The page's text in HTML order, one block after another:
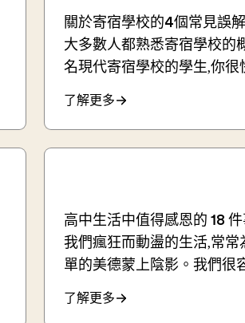
關於寄宿學校的4個常見誤解
大多數人都熟悉寄宿學校的
名現代寄宿學校的學生,你很
了解更多
高中生活中值得感恩的 18
我們瘋狂而動盪的生活,常常
單的美德蒙上陰影。我們很
了解更多